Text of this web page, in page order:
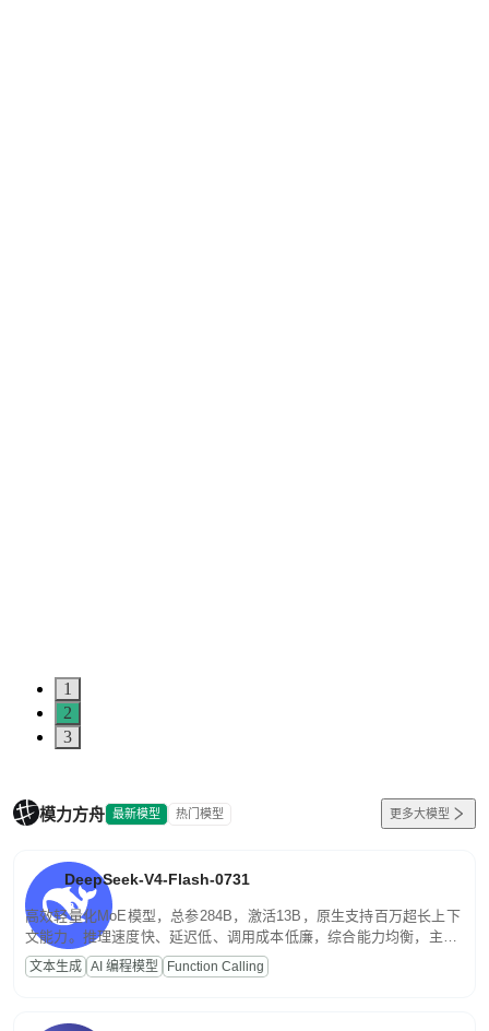
1
2
3
模力方舟 最新模型 热门模型 更多大模型
DeepSeek-V4-Flash-0731
高效轻量化MoE模型，总参284B，激活13B，原生支持百万超长上下
文能力。推理速度快、延迟低、调用成本低廉，综合能力均衡，主打
高并发、轻量化任务，适合日常对话、内容创作、基础 RAG、批量
文案处理等普惠刚需场景。
文本生成 AI 编程模型 Function Calling